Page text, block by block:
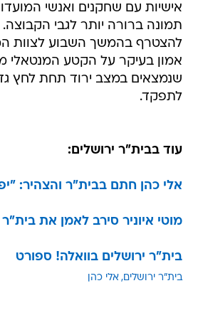
אישיות עם שחקנים ואנשי
תמונה ברורה יותר לגבי הקבוצה.
להצטרף בהמשך השבוע לצוות
אמון בעיקר על הקטע המנטאלי
שנמצאים במצב ירוד תחת לחץ
לתפקד.
עוד בבית"ר ירושלים:
אלי כהן חתם בבית"ר והצהיר:
מוטי איוניר סירב לאמן את בית"ר
בית"ר ירושלים בוואלה! ספורט
בית"ר ירושלים אלי כהן